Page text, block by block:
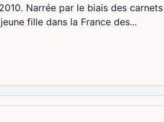
Narrée par le biais des
fille dans la France des...